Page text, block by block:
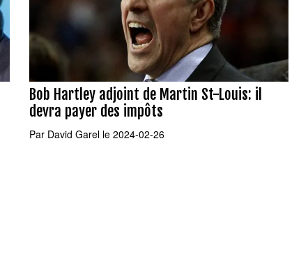
Bob Hartley adjoint de Martin St-Louis: il
devra payer des impôts
Par David Garel le 2024-02-26